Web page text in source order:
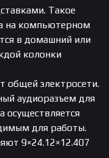
Такое
на компьютерном
в домашний или
колонки
общей электросети.
аудиоразъем для
осуществляется
для работы.
9×24.12×12.407